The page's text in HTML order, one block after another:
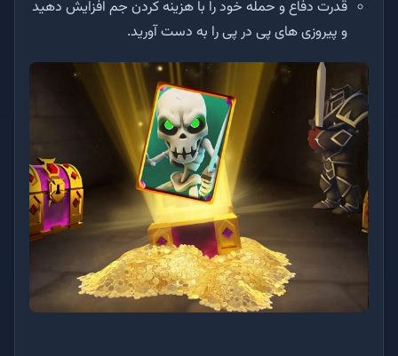
قدرت دفاع و حمله خود را با هزینه کردن جم افزایش دهید
و پیروزی های پی در پی را به دست آورید.